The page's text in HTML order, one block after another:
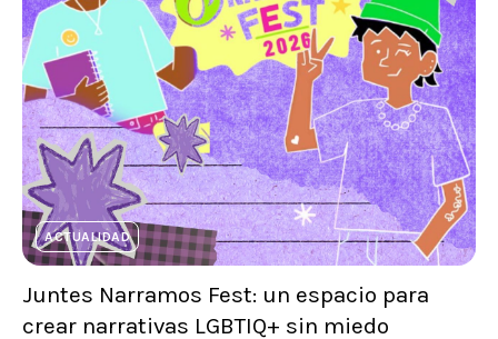
ACTUALIDAD
Juntes Narramos Fest: un espacio para
crear narrativas LGBTIQ+ sin miedo